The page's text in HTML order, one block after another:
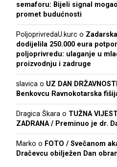
semaforu: Bijeli signal
promet budućnosti
PoljoprivredaU.kurc o
dodijelila 250.000 eura
poljoprivredu: ulaganje u
proizvodnju i zadruge
slavica o UZ DAN
Benkovcu Ravnokotarska
Dragica Škara o TUŽNA
ZADRANA / Preminuo je dr.
Marko o FOTO / Svečanom
Dračevcu obilježen Dan